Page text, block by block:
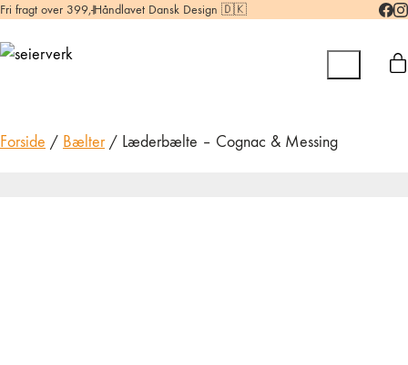
Fri fragt over 399,-Håndlavet Dansk Design 🇩🇰
Forside / Bælter/ Læderbælte – Cognac & Messing